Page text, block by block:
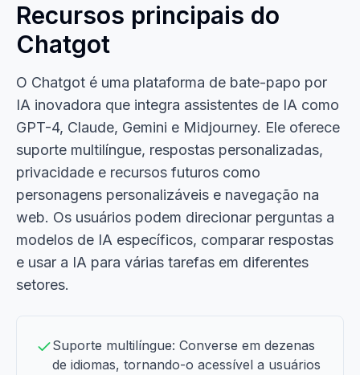
Recursos principais do
Chatgot
O Chatgot é uma plataforma de bate-papo por
IA inovadora que integra assistentes de IA como
GPT-4, Claude, Gemini e Midjourney. Ele oferece
suporte multilíngue, respostas personalizadas,
privacidade e recursos futuros como
personagens personalizáveis e navegação na
web. Os usuários podem direcionar perguntas a
modelos de IA específicos, comparar respostas
e usar a IA para várias tarefas em diferentes
setores.
Suporte multilíngue: Converse em dezenas
de idiomas, tornando-o acessível a usuários